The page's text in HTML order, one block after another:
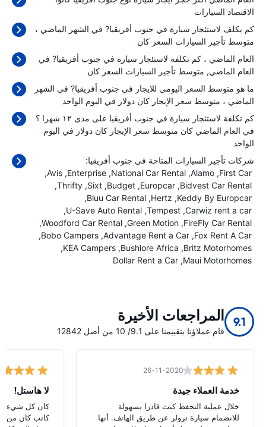
الاقتصاد السيارات
كم يكلف لاستئجار سيارة في جنوب أفريقيا? في الشهر الماضي ،
متوسط تأجير السيارات السعر كان
العام الماضي ، كم تكلفة لاستئجار سيارة في جنوب أفريقيا? في
العام الماضي, متوسط تأجير السيارات السعر كان
ما هو متوسط السعر اليومي للايجار في جنوب أفريقيا? في الشهر
الماضي ، متوسط سعر الإيجار كان دولار في اليوم الواحد
كم تكلفة لاستئجار سيارة في جنوب أفريقيا على مدى ١٢ شهرا ؟
في العام الماضي كان متوسط سعر الإيجار كان دولار في اليوم
الواحد
شركات تأجير السيارات المتاحة في جنوب أفريقيا:
First Car
Alamo
National Car Rental
Enterprise
Avis
Bidvest Car Rental
Europcar
Budget
Sixt
Thrifty
Keddy By Europcar
Hertz
Bluu Car Rental
Carwiz rent a car
Tempest
U-Save Auto Rental
FireFly Car Rental
Green Motion
Woodford Car Rental
Fox Rent A Car
Advantage Rent a Car
Bobo Campers
Britz Motorhomes
Bushlore Africa
KEA Campers
Maui Motorhomes
Dollar Rent a Car
9.1 المراجعات الأخيرة
قام عملاؤنا بتقييمنا على 9.1/ 10 من أصل 12842
26-11-2020
خدمة العملاء جيدة
خلال عملية التحفظ كنت قادرا بسهولة
للانضمام سيارة ترولر عن طريق الهاتف. أنها
لا هاستل!
كان كل شيء
كاتب كان من